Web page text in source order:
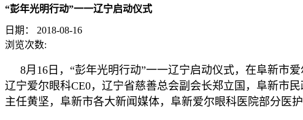
“彭年光明行动”一一辽宁启动仪式
日期：
2018-08-16
浏览次数:
8月16日，“彭年光明行动”一一辽宁启动仪式，在阜新市
辽宁爱尔眼科CE0，辽宁省慈善总会副会长郑立国，阜新市
主任黄坚，阜新市各大新闻媒体，阜新爱尔眼科医院部分医